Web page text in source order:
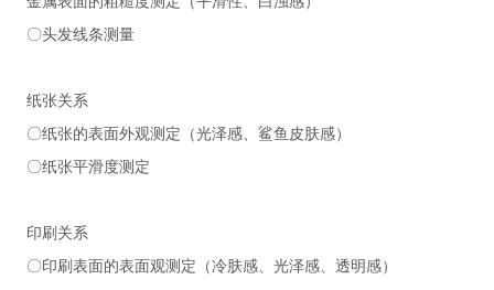
〇头发线条测量
纸张关系
〇纸张的表面外观测定（光泽感、鲨鱼皮肤感）
〇纸张平滑度测定
印刷关系
〇印刷表面的表面观测定（冷肤感、光泽感、透明感）